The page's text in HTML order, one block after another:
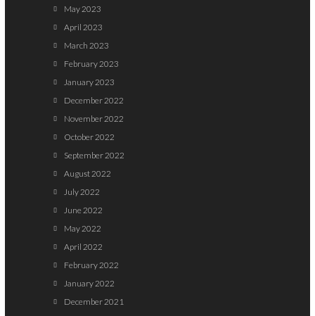
May 2023
April 2023
March 2023
February 2023
January 2023
December 2022
November 2022
October 2022
September 2022
August 2022
July 2022
June 2022
May 2022
April 2022
February 2022
January 2022
December 2021